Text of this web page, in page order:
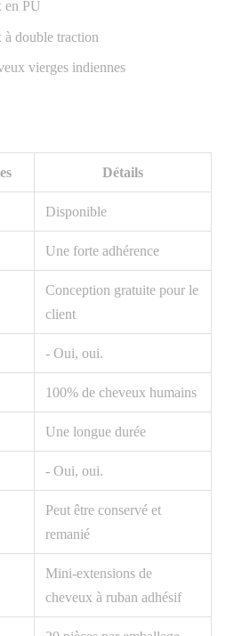
en PU
à double traction
vierges indiennes
Détails
Disponible
Une forte adhérence
Conception gratuite pour le
client
- Oui, oui.
100% de cheveux humains
Une longue durée
- Oui, oui.
Peut être conservé et
remanié
Mini-extensions de
cheveux à ruban adhésif